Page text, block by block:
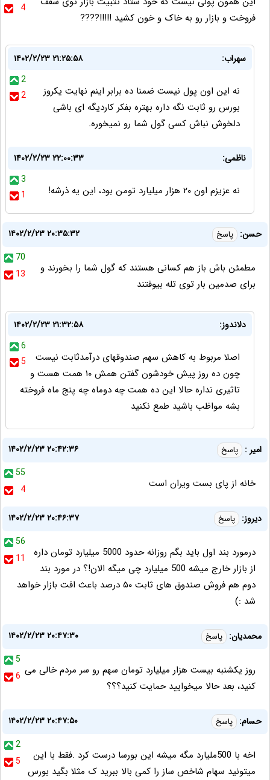
4
فروخت و بازار رو به خاک و خون کشید !!!!!????
سهراب:
۱۴۰۲/۲/۲۳ ۲۱:۲۵:۵۸
2
2
نه این اون پول نیست ضمنا ده برابر اینم نهایت یکروز
بورس رو ثابت نگه داره بهتره بفکر کاردیگه ای باشی
دلخوش نباش کسی گول شما رو نمیخوره.
ناظمی:
۱۴۰۲/۲/۲۳ ۲۲:۰۰:۳۳
3
1
نه عزیزم اون ۲۰ هزار میلیارد تومن بود، این یه ذرشه!
حسن: پاسخ
۱۴۰۲/۲/۲۳ ۲۰:۳۵:۳۲
70
13
مطمئن باش باز هم کسانی هستند که گول شما را بخورند و
برای صدمین بار توی تله بیوفتند
دلاندوز:
۱۴۰۲/۲/۲۳ ۲۱:۳۲:۵۸
6
5
اصلا مربوط به کاهش سهم صندوقهای درآمدثابت نیست
چون ده روز پیش خودشون گفتن همش ۱۰ همت هست و
تاثیری نداره حالا این ده همت چه دوماه چه پنج ماه فروخته
بشه مواظب باشید طمع نکنید
امیر : پاسخ
۱۴۰۲/۲/۲۳ ۲۰:۴۲:۳۶
55
4
خانه از پای بست ویران است
دیروز: پاسخ
۱۴۰۲/۲/۲۳ ۲۰:۴۶:۳۷
56
11
درمورد بند اول باید بگم روزانه حدود 5000 میلیارد تومان داره
از بازار خارج میشه 500 میلیارد چی میگه الان!؟ در مورد بند
دوم هم فروش صندوق های ثابت ۵۰ درصد باعث افت بازار خواهد
شد :)
محمدیان: پاسخ
۱۴۰۲/۲/۲۳ ۲۰:۴۷:۳۰
5
6 روز یکشنبه بیست هزار میلیارد تومان سهم رو سر مردم خالی می
کنید، بعد حالا میخوایید حمایت کنید؟؟؟
حسام: پاسخ
۱۴۰۲/۲/۲۳ ۲۰:۴۷:۵۰
2
5
اخه با 500ملیارد مگه میشه این بورسا درست کرد .فقط با این
میتونید سهام شاخص ساز را کمی بالا ببرید ک مثلا بگید بورس